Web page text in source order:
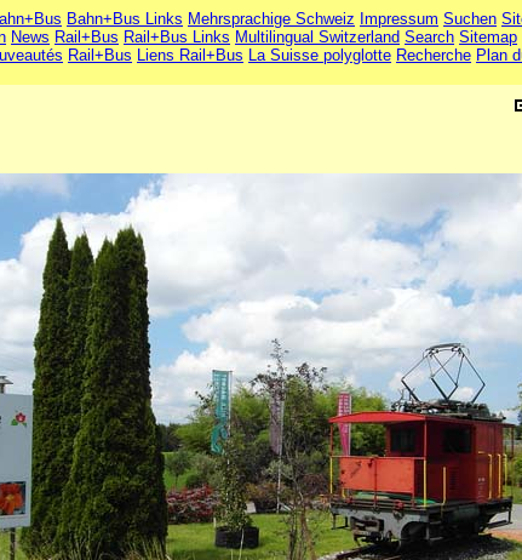
Bahn+Bus Links Mehrsprachige Schweiz Impressum Suchen
News Rail+Bus Rail+Bus Links Multilingual Switzerland Search Sitemap
Rail+Bus Liens Rail+Bus La Suisse polyglotte Recherche Plan